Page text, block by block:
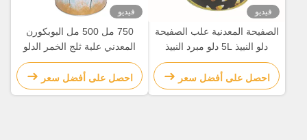
فيديو
الصفيحة المعدنية علب الصفيحة
دلو النبيذ 5L دلو مبرد النبيذ
الشخصي
احصل على أفضل سعر
فيديو
750 مل 500 مل البوبكورن
المعدني علبة ثلج الخمر الدلو
الزجاجي الدلو مع الغطاء
احصل على أفضل سعر